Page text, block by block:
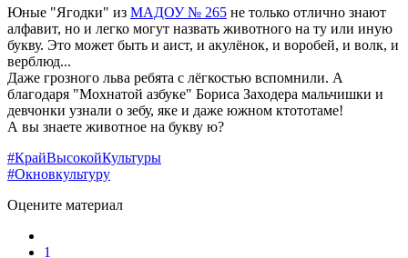
Юные "Ягодки" из МАДОУ № 265 не только отлично знают
алфавит, но и легко могут назвать животного на ту или иную
букву. Это может быть и аист, и акулёнок, и воробей, и волк, и
верблюд...
Даже грозного льва ребята с лёгкостью вспомнили. А
благодаря "Мохнатой азбуке" Бориса Заходера мальчишки и
девчонки узнали о зебу, яке и даже южном ктототаме!
А вы знаете животное на букву ю?
#КрайВысокойКультуры
#Окновкультуру
Оцените материал
1